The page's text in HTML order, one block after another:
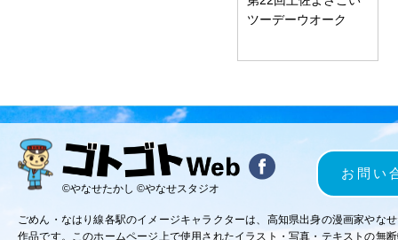
ツーデーウオーク
©やなせたかし ©やなせスタジオ
お問い
ごめん・なはり線各駅のイメージキャラクターは、高知県出身の漫画家やな
作品です。このホームページ上で使用されたイラスト・写真・テキストの無